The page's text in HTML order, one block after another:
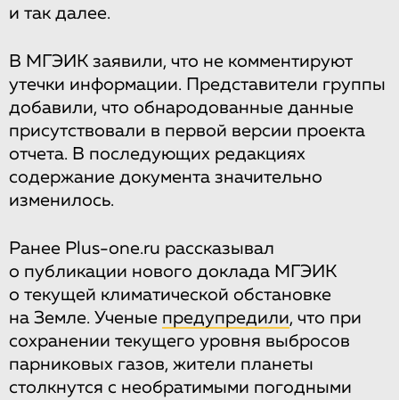
и так далее.
В МГЭИК заявили, что не комментируют
утечки информации. Представители группы
добавили, что обнародованные данные
присутствовали в первой версии проекта
отчета. В последующих редакциях
содержание документа значительно
изменилось.
Ранее Plus-one.ru рассказывал
о публикации нового доклада МГЭИК
о текущей климатической обстановке
на Земле. Ученые предупредили, что при
сохранении текущего уровня выбросов
парниковых газов, жители планеты
столкнутся с необратимыми погодными